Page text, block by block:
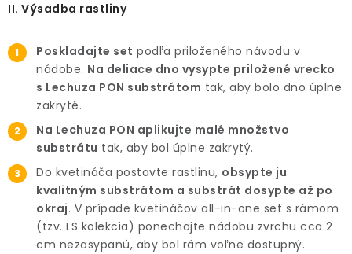
II. Výsadba rastliny
Poskladajte set podľa priloženého návodu v
nádobe. Na deliace dno vysypte priložené vrecko
s Lechuza PON substrátom tak, aby bolo dno úplne
zakryté.
Na Lechuza PON aplikujte malé množstvo
substrátu tak, aby bol úplne zakrytý.
Do kvetináča postavte rastlinu, obsypte ju
kvalitným substrátom a substrát dosypte až po
okraj. V prípade kvetináčov all-in-one set s rámom
(tzv. LS kolekcia) ponechajte nádobu zvrchu cca 2
cm nezasypanú, aby bol rám voľne dostupný.